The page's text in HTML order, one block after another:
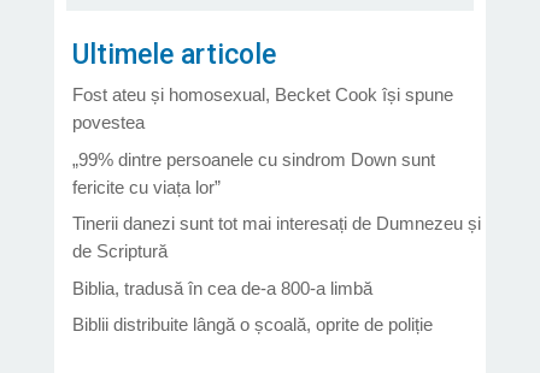
Ultimele articole
Fost ateu și homosexual, Becket Cook își spune
povestea
„99% dintre persoanele cu sindrom Down sunt
fericite cu viața lor”
Tinerii danezi sunt tot mai interesați de Dumnezeu și
de Scriptură
Biblia, tradusă în cea de-a 800-a limbă
Biblii distribuite lângă o școală, oprite de poliție